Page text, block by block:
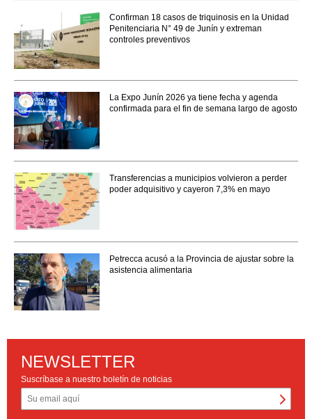
Confirman 18 casos de triquinosis en la Unidad
Penitenciaria N° 49 de Junín y extreman
controles preventivos
La Expo Junín 2026 ya tiene fecha y agenda
confirmada para el fin de semana largo de agosto
Transferencias a municipios volvieron a perder
poder adquisitivo y cayeron 7,3% en mayo
Petrecca acusó a la Provincia de ajustar sobre la
asistencia alimentaria
NEWSLETTER
Suscríbase a nuestro boletín de noticias